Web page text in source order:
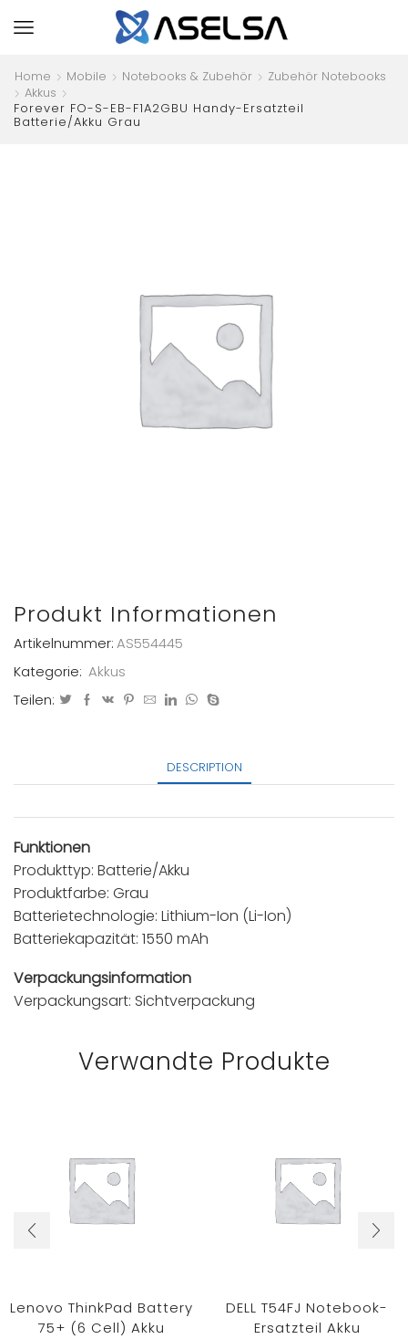
Home Mobile Notebooks & Zubehör
Zubehör Notebooks
Akkus
Forever FO-S-EB-F1A2GBU Handy-Ersatzteil
Batterie/Akku Grau
Produkt Informationen
Artikelnummer:AS554445
Kategorie: Akkus
Teilen:
DESCRIPTION
Funktionen
Produkttyp: Batterie/Akku
Produktfarbe: Grau
Batterietechnologie: Lithium-Ion (Li-Ion)
Batteriekapazität: 1550 mAh
Verpackungsinformation
Verpackungsart: Sichtverpackung
Verwandte Produkte
Lenovo ThinkPad Battery
75+ (6 Cell) Akku
DELL T54FJ Notebook-
Ersatzteil Akku